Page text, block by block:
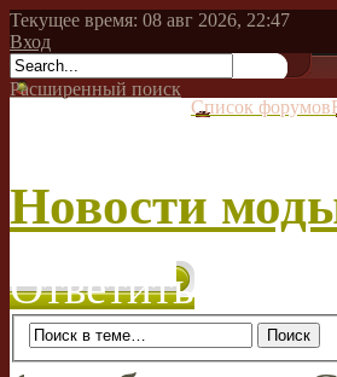
Текущее время: 08 авг 2026, 22:47
Вход
Расширенный поиск
Список форумов
Новости
Ответить